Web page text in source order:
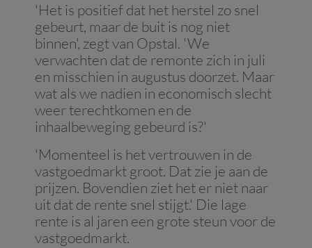
'Het is positief dat het herstel zo snel
gebeurt, maar de buit is nog niet
binnen', zegt van Opstal. 'We
verwachten dat de remonte zich in juli
en misschien in augustus doorzet. Maar
wat als we nadien in economisch slecht
weer terechtkomen en de
inhaalbeweging gebeurd is?'
'Momenteel is het vertrouwen in de
vastgoedmarkt groot. Dat zie je aan de
prijzen. Bovendien ziet het er niet naar
uit dat de rente snel stijgt.' Die lage
rente is al jaren een grote steun voor de
vastgoedmarkt.